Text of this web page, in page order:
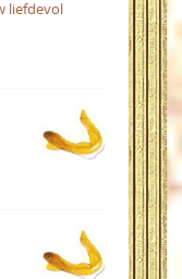
liefdevol